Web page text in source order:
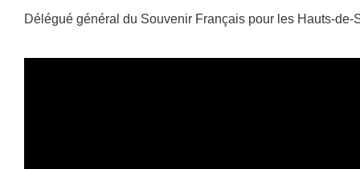
Délégué général du Souvenir Français pour les Hauts-de-